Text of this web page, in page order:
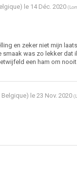
le 14 Déc. 2020 (
en zeker niet mijn
smaak was zo lekker dat
een ham om nooit
Belgique) le 23 Nov. 2020 (